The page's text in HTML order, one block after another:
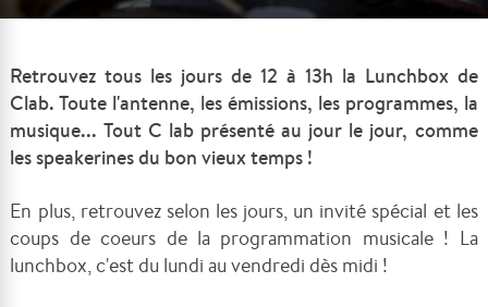
Retrouvez tous les jours de 12 à 13h la Lunchbox de
Clab. Toute l'antenne, les émissions, les programmes, la
musique... Tout C lab présenté au jour le jour, comme
les speakerines du bon vieux temps !
En plus, retrouvez selon les jours, un invité spécial et les
coups de coeurs de la programmation musicale ! La
lunchbox, c'est du lundi au vendredi dès midi !